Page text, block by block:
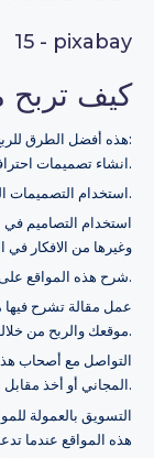
15 - pixabay
كيف تربح
هذه أفضل الطرق للربح من خلال العمل على هذه المواقع:
انشاء تصميمات احترافية وبيعها على هذه المواقع وربح آلف الدولارات.
استخدام التصميمات الجاهزة في الطباعة على التيشرتات وكل امور الطباعة.
استخدام التصاميم
وغيرها من الافكار
شرح هذه المواقع على هيئة فيديوهات ونشرها والربح من يوتيوب.
عمل مقالة تشرح
موقعك والربح من خلالها.
التواصل مع أصحاب
المجاني أو أخذ مقابل مادي.
التسويق بالعمولة
هذه المواقع عندما